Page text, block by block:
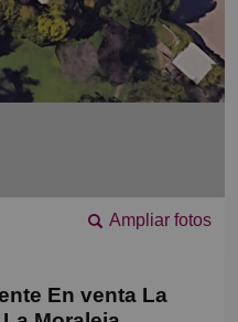
Ampliar fotos
En venta La